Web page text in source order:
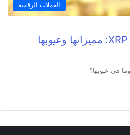
العملات الرقمية
عملة الريبل الرقمية XRP: مميزاتها وعيوبها